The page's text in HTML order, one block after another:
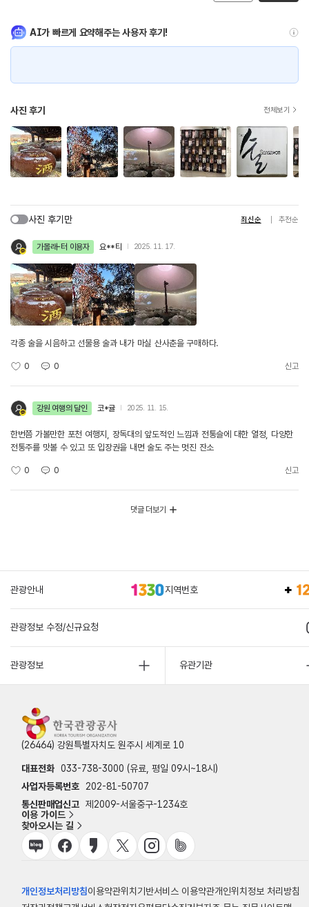
AI가 빠르게 요약해주는 사용자 후기!
사진 후기 전체보기
사진 후기만 최신순 추천순
가볼래-터 이용자 요**티 2025. 11. 17.
각종 술을 시음하고 선물용 술과 내가 마실 산사춘을 구매하다.
0 0 신고
강원 여행의 달인 코*귤 2025. 11. 15.
한번쯤 가볼만한 포천 여행지, 장독대의 앞도적인 느낌과 전통슬에 대한 열정, 다양한
전통주를 맛볼 수 있고 또 입장권을 내면 술도 주는 멋진 잔소
0 0 신고
댓글 더보기
관광안내 지역번호
관광정보 수정/신규요청
관광정보 유관기관
(26464) 강원특별자치도 원주시 세계로 10
대표전화 033-738-3000 (유료, 평일 09시~18시)
사업자등록번호
202-81-50707
통신판매업신고 제2009-서울중구-1234호
이용 가이드
찾아오시는 길
개인정보처리방침이용약관위치기반서비스 이용약관개인위치정보 처리방침